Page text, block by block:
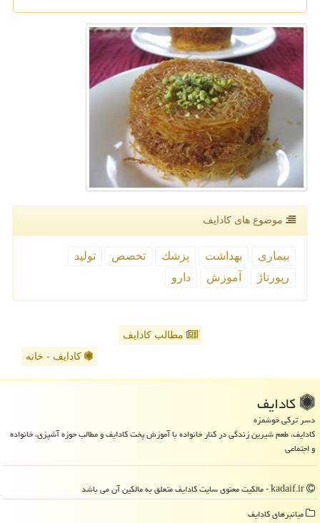
موضوع های كادایف
بیماری بهداشت پزشك تخصص
تولید
رپورتاژ
آموزش دارو
مطالب کادایف
کادایف - خانه
كادایف
دسر ترکی خوشمزه
کادایف، طعم شیرین زندگی در کنار خانواده با آموزش پخت کادایف و مطالب حوزه آشپزی، خانواده
و اجتماعی
میانبرهای كادایف